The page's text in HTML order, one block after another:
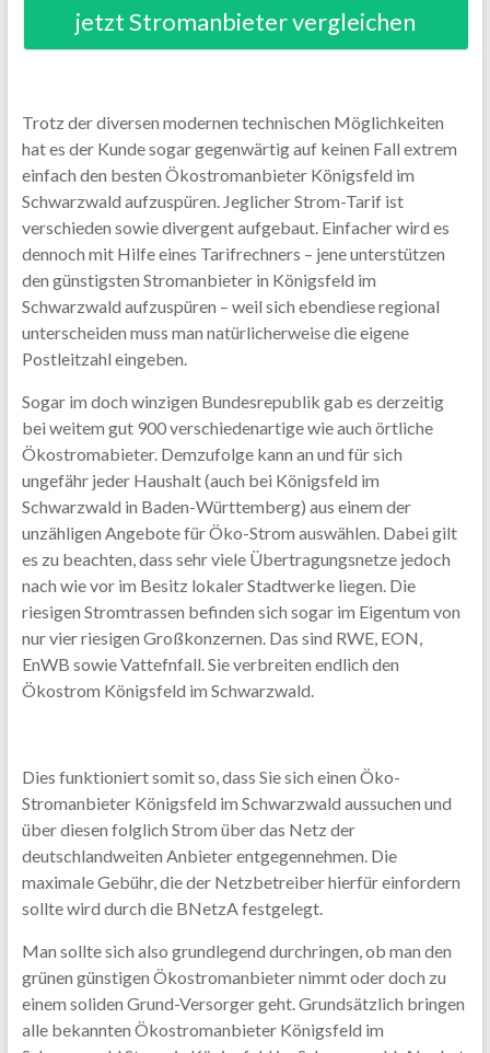
jetzt Stromanbieter vergleichen
Trotz der diversen modernen technischen Möglichkeiten
hat es der Kunde sogar gegenwärtig auf keinen Fall extrem
einfach den besten Ökostromanbieter Königsfeld im
Schwarzwald aufzuspüren. Jeglicher Strom-Tarif ist
verschieden sowie divergent aufgebaut. Einfacher wird es
dennoch mit Hilfe eines Tarifrechners – jene unterstützen
den günstigsten Stromanbieter in Königsfeld im
Schwarzwald aufzuspüren – weil sich ebendiese regional
unterscheiden muss man natürlicherweise die eigene
Postleitzahl eingeben.
Sogar im doch winzigen Bundesrepublik gab es derzeitig
bei weitem gut 900 verschiedenartige wie auch örtliche
Ökostromabieter. Demzufolge kann an und für sich
ungefähr jeder Haushalt (auch bei Königsfeld im
Schwarzwald in Baden-Württemberg) aus einem der
unzähligen Angebote für Öko-Strom auswählen. Dabei gilt
es zu beachten, dass sehr viele Übertragungsnetze jedoch
nach wie vor im Besitz lokaler Stadtwerke liegen. Die
riesigen Stromtrassen befinden sich sogar im Eigentum von
nur vier riesigen Großkonzernen. Das sind RWE, EON,
EnWB sowie Vattefnfall. Sie verbreiten endlich den
Ökostrom Königsfeld im Schwarzwald.
Dies funktioniert somit so, dass Sie sich einen Öko-
Stromanbieter Königsfeld im Schwarzwald aussuchen und
über diesen folglich Strom über das Netz der
deutschlandweiten Anbieter entgegennehmen. Die
maximale Gebühr, die der Netzbetreiber hierfür einfordern
sollte wird durch die BNetzA festgelegt.
Man sollte sich also grundlegend durchringen, ob man den
grünen günstigen Ökostromanbieter nimmt oder doch zu
einem soliden Grund-Versorger geht. Grundsätzlich bringen
alle bekannten Ökostromanbieter Königsfeld im